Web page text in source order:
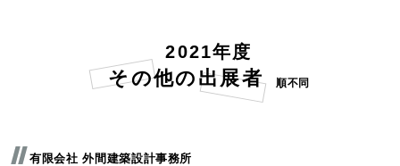
2021年度
その他の出展者 順不同
有限会社 外間建築設計事務所